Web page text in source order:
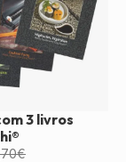
3 livros
€